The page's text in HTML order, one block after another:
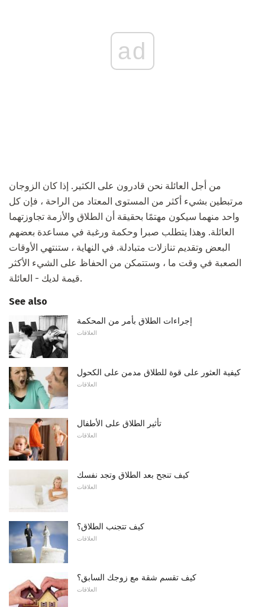
ad
من أجل العائلة نحن قادرون على الكثير. إذا كان الزوجان
مرتبطين بشيء أكثر من المستوى المعتاد من الراحة ، فإن كل
واحد منهما سيكون مهتمًا بحقيقة أن الطلاق والأزمة تجاوزتهما
العائلة. وهذا يتطلب صبرا وحكمة ورغبة في مساعدة بعضهم
البعض وتقديم تنازلات متبادلة. في النهاية ، ستنتهي الأوقات
الصعبة في وقت ما ، وستتمكن من الحفاظ على الشيء الأكثر
قيمة لديك - العائلة.
See also
إجراءات الطلاق بأمر من المحكمة
العلاقات
كيفية العثور على قوة للطلاق مدمن على الكحول
العلاقات
تأثير الطلاق على الأطفال
العلاقات
كيف تنجح بعد الطلاق وتجد نفسك
العلاقات
كيف تتجنب الطلاق؟
العلاقات
كيف تقسم شقة مع زوجك السابق؟
العلاقات